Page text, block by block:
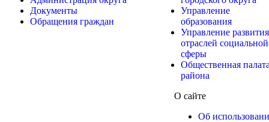
Документы
Обращения граждан
Управление
образования
Управление развития
отраслей социальной
сферы
Общественная
района
О сайте
Об